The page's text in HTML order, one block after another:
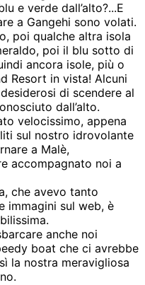
e verde dall’alto?...E
a Gangehi sono volati.
poi qualche altra isola
poi il blu sotto di
ancora isole, più o
Resort in vista! Alcuni
di scendere al
dall’alto.
velocissimo, appena
sul nostro idrovolante
a Malè,
accompagnato noi a
che avevo tanto
immagini sul web, è
anche noi
boat che ci avrebbe
la nostra meravigliosa